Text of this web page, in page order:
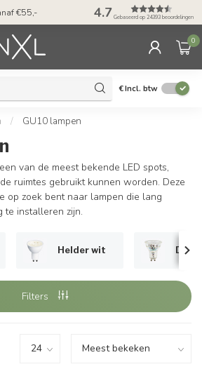
€55,- 50 dagen
met Klarna
4.7 Gebaseerd op 24393 beoordelingen
0
€Incl. btw
/ GU10 lampen
van de meest bekende LED spots,
ruimtes gebruikt kunnen worden. Deze
op zoek bent naar lampen die lang
te installeren zijn.
Helder wit
Filters